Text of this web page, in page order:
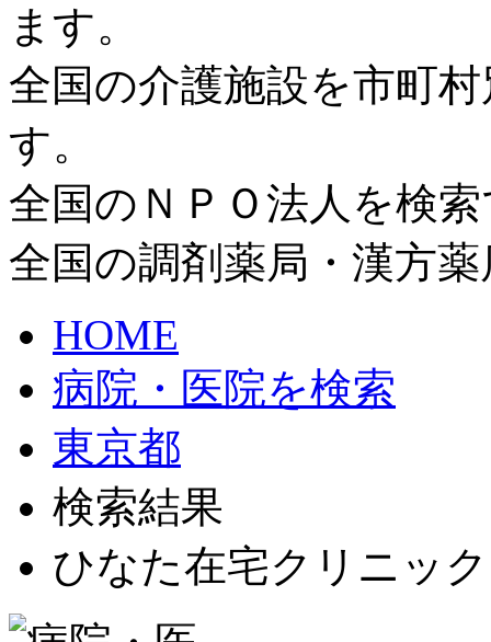
ます。
全国の介護施設を市町
す。
全国のＮＰＯ法人を検
全国の調剤薬局・漢方
HOME
病院・医院を検索
東京都
検索結果
ひなた在宅クリニッ